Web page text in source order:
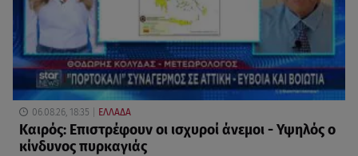
06.08.26, 18:35 ΕΛΛΑΔΑ
Καιρός: Επιστρέφουν οι ισχυροί άνεμοι - Υψηλός ο
κίνδυνος πυρκαγιάς